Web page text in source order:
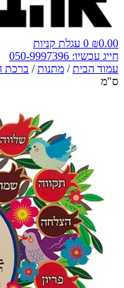
₪0.00
0 עגלת קניות
חייג עכשיו: 050-9997396
עמוד הבית/ מתנות/ ברכת
ס"מ